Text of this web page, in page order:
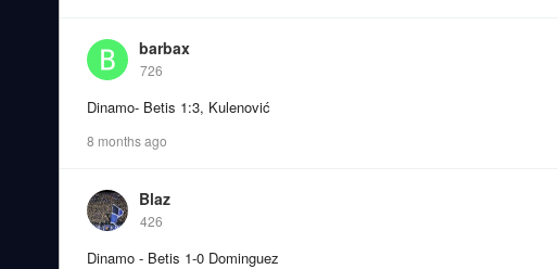
barbax
726
Dinamo- Betis 1:3, Kulenović
8 months ago
Blaz
426
Dinamo - Betis 1-0 Dominguez